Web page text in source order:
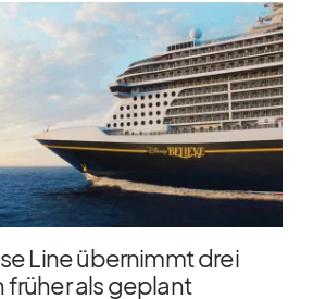
Line übernimmt drei
als geplant